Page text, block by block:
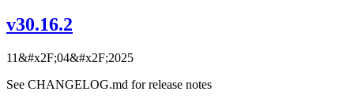
v30.16.2
11&#x2F;04&#x2F;2025
See CHANGELOG.md for release notes